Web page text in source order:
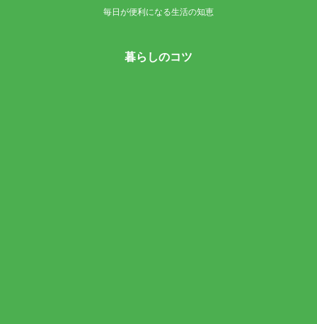
毎日が便利になる生活の知恵
暮らしのコツ